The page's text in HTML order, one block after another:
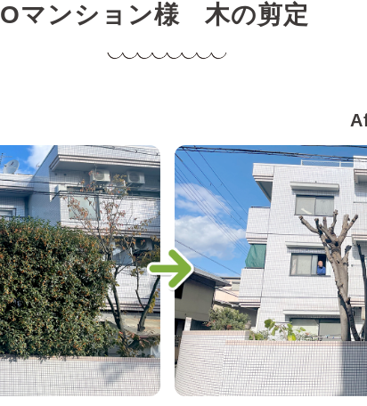
Oマンション様 木の剪定